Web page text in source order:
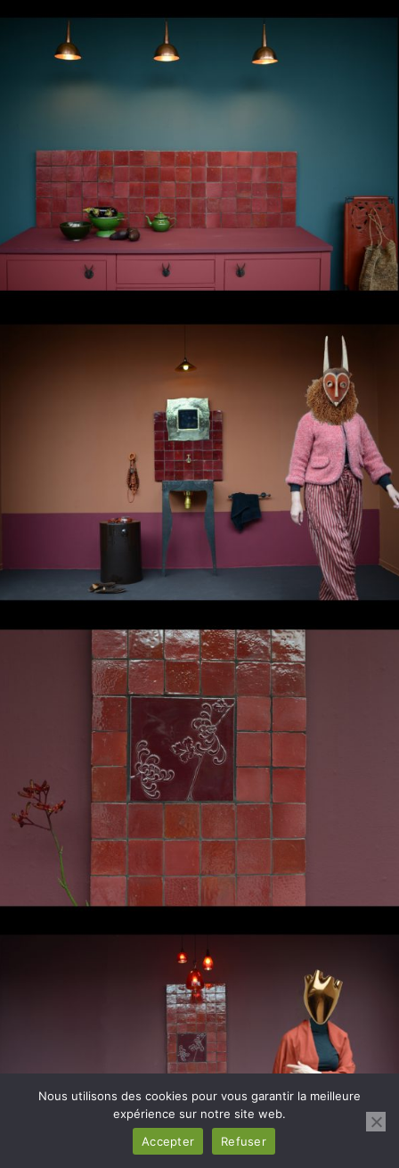
Nous utilisons des cookies pour vous garantir la meilleure
expérience sur notre site web.
Accepter
Refuser